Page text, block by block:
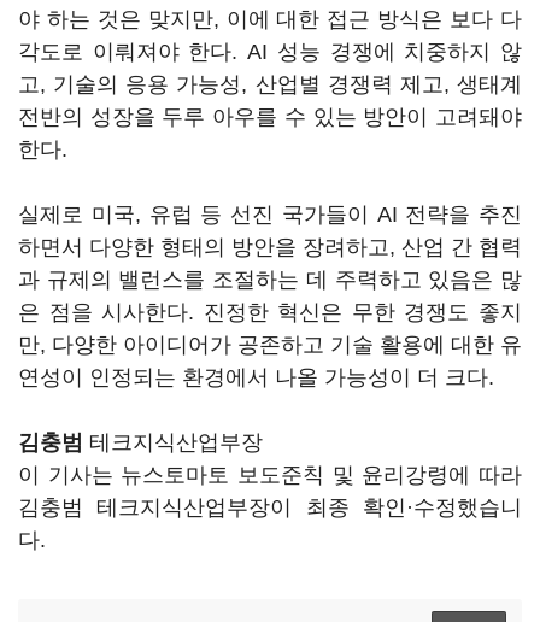
야 하는 것은 맞지만, 이에 대한 접근 방식은 보다 다
각도로 이뤄져야 한다. AI 성능 경쟁에 치중하지 않
고, 기술의 응용 가능성, 산업별 경쟁력 제고, 생태계
전반의 성장을 두루 아우를 수 있는 방안이 고려돼야
한다.
실제로 미국, 유럽 등 선진 국가들이 AI 전략을 추진
하면서 다양한 형태의 방안을 장려하고, 산업 간 협력
과 규제의 밸런스를 조절하는 데 주력하고 있음은 많
은 점을 시사한다. 진정한 혁신은 무한 경쟁도 좋지
만, 다양한 아이디어가 공존하고 기술 활용에 대한 유
연성이 인정되는 환경에서 나올 가능성이 더 크다.
김충범 테크지식산업부장
이 기사는 뉴스토마토 보도준칙 및 윤리강령에 따라
김충범 테크지식산업부장이 최종 확인·수정했습니
다.